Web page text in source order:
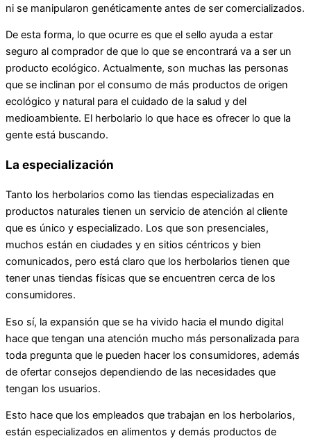
ni se manipularon genéticamente antes de ser comercializados.
De esta forma, lo que ocurre es que el sello ayuda a estar
seguro al comprador de que lo que se encontrará va a ser un
producto ecológico. Actualmente, son muchas las personas
que se inclinan por el consumo de más productos de origen
ecológico y natural para el cuidado de la salud y del
medioambiente. El herbolario lo que hace es ofrecer lo que la
gente está buscando.
La especialización
Tanto los herbolarios como las tiendas especializadas en
productos naturales tienen un servicio de atención al cliente
que es único y especializado. Los que son presenciales,
muchos están en ciudades y en sitios céntricos y bien
comunicados, pero está claro que los herbolarios tienen que
tener unas tiendas físicas que se encuentren cerca de los
consumidores.
Eso sí, la expansión que se ha vivido hacia el mundo digital
hace que tengan una atención mucho más personalizada para
toda pregunta que le pueden hacer los consumidores, además
de ofertar consejos dependiendo de las necesidades que
tengan los usuarios.
Esto hace que los empleados que trabajan en los herbolarios,
están especializados en alimentos y demás productos de